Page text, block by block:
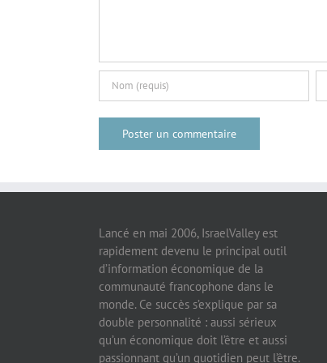
Lancé en mai 2006, IsraelValley est
rapidement devenu le principal outil
d’information économique de la
communauté francophone dans le
monde. Ce succès s’explique par sa
double personnalité : aussi sérieux
qu’un économique doit l’être et aussi
passionnant qu’un quotidien peut l’être.